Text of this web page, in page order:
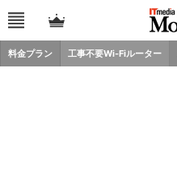
料金プラン 工事不要Wi-Fiルーター